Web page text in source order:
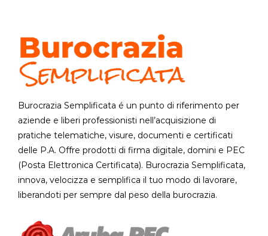
Burocrazia Semplificata é un punto di riferimento per
aziende e liberi professionisti nell’acquisizione di
pratiche telematiche, visure, documenti e certificati
delle P.A. Offre prodotti di firma digitale, domini e PEC
(Posta Elettronica Certificata). Burocrazia Semplificata,
innova, velocizza e semplifica il tuo modo di lavorare,
liberandoti per sempre dal peso della burocrazia.